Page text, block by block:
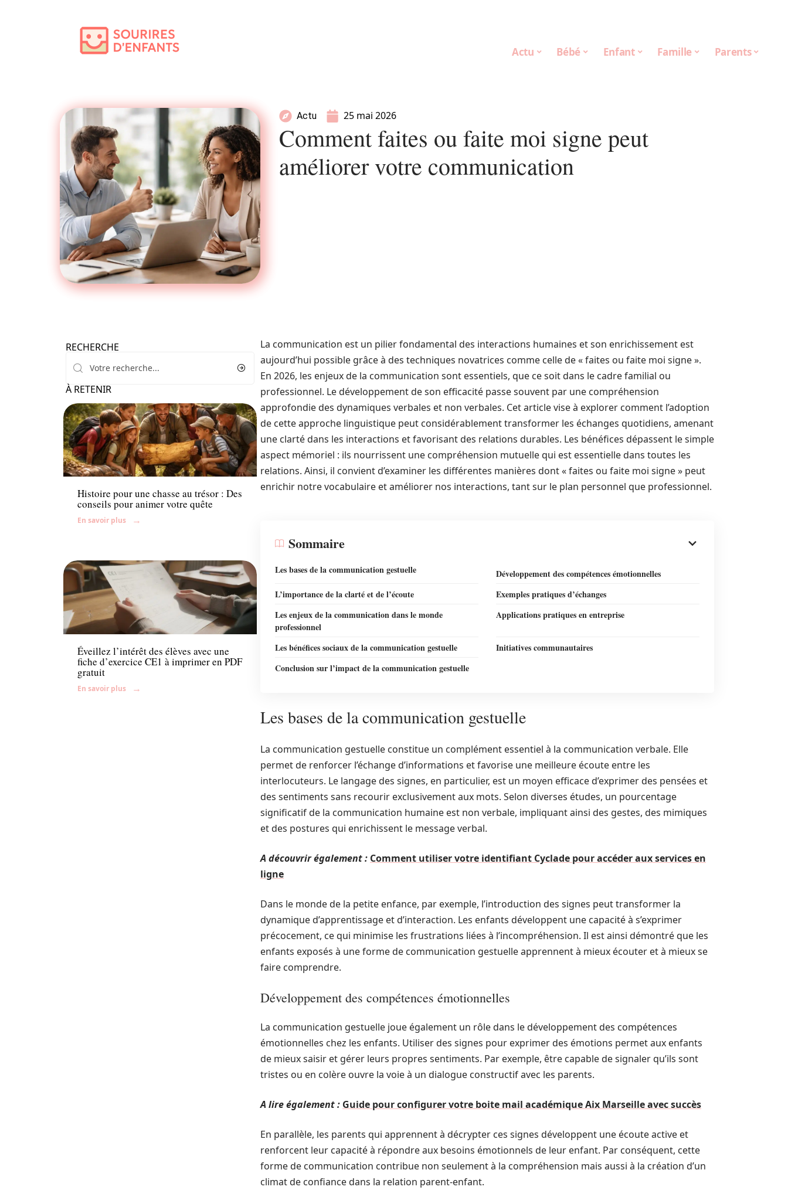
Actu Bébé Enfant Famille Parents
Actu 25 mai 2026
Comment faites ou faite moi signe peut
améliorer votre communication
RECHERCHE
À RETENIR
Famille
Histoire pour une chasse au trésor : Des
conseils pour animer votre quête
En savoir plus
Enfant
Éveillez l’intérêt des élèves avec une
fiche d’exercice CE1 à imprimer en PDF
gratuit
En savoir plus
La communication est un pilier fondamental des interactions humaines et son enrichissement est
aujourd’hui possible grâce à des techniques novatrices comme celle de « faites ou faite moi signe ».
En 2026, les enjeux de la communication sont essentiels, que ce soit dans le cadre familial ou
professionnel. Le développement de son efficacité passe souvent par une compréhension
approfondie des dynamiques verbales et non verbales. Cet article vise à explorer comment l’adoption
de cette approche linguistique peut considérablement transformer les échanges quotidiens, amenant
une clarté dans les interactions et favorisant des relations durables. Les bénéfices dépassent le simple
aspect mémoriel : ils nourrissent une compréhension mutuelle qui est essentielle dans toutes les
relations. Ainsi, il convient d’examiner les différentes manières dont « faites ou faite moi signe » peut
enrichir notre vocabulaire et améliorer nos interactions, tant sur le plan personnel que professionnel.
Sommaire
Les bases de la communication gestuelle
Développement des compétences émotionnelles
L’importance de la clarté et de l’écoute
Exemples pratiques d’échanges
Les enjeux de la communication dans le monde
professionnel
Applications pratiques en entreprise
Les bénéfices sociaux de la communication gestuelle
Initiatives communautaires
Conclusion sur l’impact de la communication gestuelle
Les bases de la communication gestuelle
La communication gestuelle constitue un complément essentiel à la communication verbale. Elle
permet de renforcer l’échange d’informations et favorise une meilleure écoute entre les
interlocuteurs. Le langage des signes, en particulier, est un moyen efficace d’exprimer des pensées et
des sentiments sans recourir exclusivement aux mots. Selon diverses études, un pourcentage
significatif de la communication humaine est non verbale, impliquant ainsi des gestes, des mimiques
et des postures qui enrichissent le message verbal.
A découvrir également : Comment utiliser votre identifiant Cyclade pour accéder aux services en
ligne
Dans le monde de la petite enfance, par exemple, l’introduction des signes peut transformer la
dynamique d’apprentissage et d’interaction. Les enfants développent une capacité à s’exprimer
précocement, ce qui minimise les frustrations liées à l’incompréhension. Il est ainsi démontré que les
enfants exposés à une forme de communication gestuelle apprennent à mieux écouter et à mieux se
faire comprendre.
Développement des compétences émotionnelles
La communication gestuelle joue également un rôle dans le développement des compétences
émotionnelles chez les enfants. Utiliser des signes pour exprimer des émotions permet aux enfants
de mieux saisir et gérer leurs propres sentiments. Par exemple, être capable de signaler qu’ils sont
tristes ou en colère ouvre la voie à un dialogue constructif avec les parents.
A lire également : Guide pour configurer votre boite mail académique Aix Marseille avec succès
En parallèle, les parents qui apprennent à décrypter ces signes développent une écoute active et
renforcent leur capacité à répondre aux besoins émotionnels de leur enfant. Par conséquent, cette
forme de communication contribue non seulement à la compréhension mais aussi à la création d’un
climat de confiance dans la relation parent-enfant.